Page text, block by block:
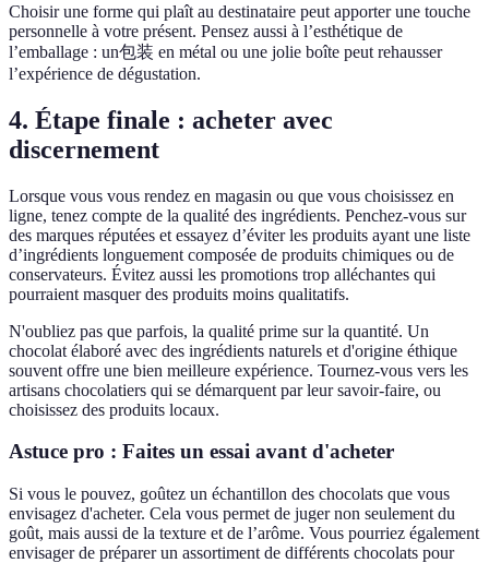
Choisir une forme qui plaît au destinataire peut apporter une touche
personnelle à votre présent. Pensez aussi à l’esthétique de
l’emballage : un包装 en métal ou une jolie boîte peut rehausser
l’expérience de dégustation.
4. Étape finale : acheter avec
discernement
Lorsque vous vous rendez en magasin ou que vous choisissez en
ligne, tenez compte de la qualité des ingrédients. Penchez-vous sur
des marques réputées et essayez d’éviter les produits ayant une liste
d’ingrédients longuement composée de produits chimiques ou de
conservateurs. Évitez aussi les promotions trop alléchantes qui
pourraient masquer des produits moins qualitatifs.
N'oubliez pas que parfois, la qualité prime sur la quantité. Un
chocolat élaboré avec des ingrédients naturels et d'origine éthique
souvent offre une bien meilleure expérience. Tournez-vous vers les
artisans chocolatiers qui se démarquent par leur savoir-faire, ou
choisissez des produits locaux.
Astuce pro : Faites un essai avant d'acheter
Si vous le pouvez, goûtez un échantillon des chocolats que vous
envisagez d'acheter. Cela vous permet de juger non seulement du
goût, mais aussi de la texture et de l’arôme. Vous pourriez également
envisager de préparer un assortiment de différents chocolats pour